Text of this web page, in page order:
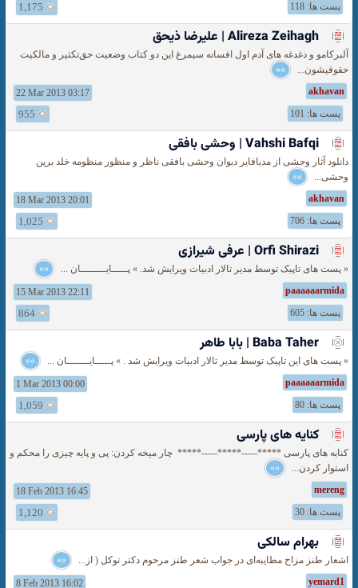
پست ها: 118
1,175
Alireza Zeihagh | علیرضا ذیحق
آلبرکامو و دغدغه های آدم اول افسانه سیمرغ این دو کتاب وضعیت حق‌تکثیر و مالکیت
حقوقیشون... »»
akhavan
22 Mar 2013 03:17
پست ها: 101
955
Vahshi Bafqi | وحشی بافقی
دانلود آثار وحشی از مدیافایر دیوان وحشی بافقی ناظر و منظور منظومه خلد برین
وحشی... »»
akhavan
18 Mar 2013 20:01
پست ها: 706
1,025
Orfi Shirazi | عرفی شیرازی
« پست های تاپیک توسط مدیر تالار ادبیات ویرایش شد. » پـــــایــــــــان ... »»
paaaaaarmida
15 Mar 2013 22:11
پست ها: 605
864
Baba Taher | بابا طاهر
« پست های این تاپیک توسط مدیر تالار ادبیات ویرایش شد . » پـــــایـــــــان ... »»
paaaaaarmida
1 Mar 2013 00:00
پست ها: 80
1,059
کنایه های پارسی
‎کنایه های پارسی‎ *****-----*****-----***** ‎ چار میخه کردن: پی و پایه چیزی را محکم و
استوار کردن... »»
mereng
18 Feb 2013 16:45
پست ها: 30
1,120
بهرام سالکی
اشعار طنز مزاح مطایبه‌ای در جواب شعر طنز مرحوم دکتر توکل ( از... »»
yemard1
8 Feb 2013 16:02